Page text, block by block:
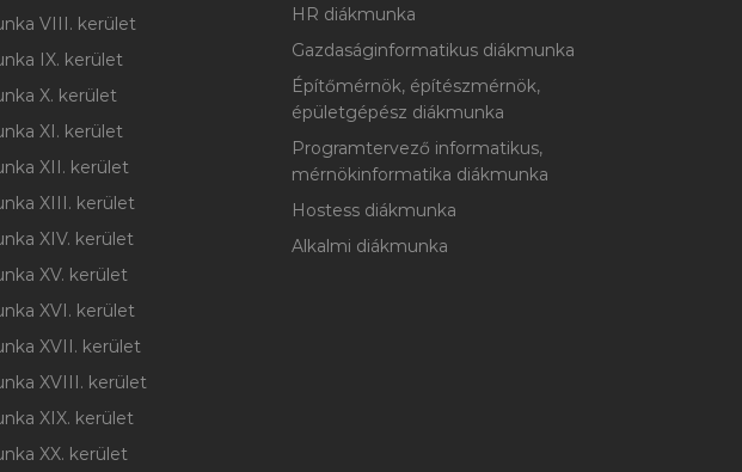
VIII. kerület
IX. kerület
X. kerület
XI. kerület
XII. kerület
XIII. kerület
XIV. kerület
XV. kerület
XVI. kerület
XVII. kerület
XVIII. kerület
XIX. kerület
XX. kerület
HR diákmunka
Gazdaságinformatikus diákmunka
Építőmérnök, építészmérnök,
épületgépész diákmunka
Programtervező informatikus,
mérnökinformatika diákmunka
Hostess diákmunka
Alkalmi diákmunka